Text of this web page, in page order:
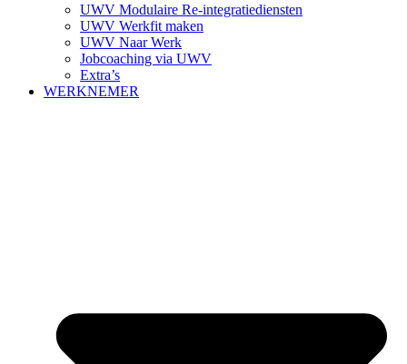
UWV Modulaire Re-integratiediensten
UWV Werkfit maken
UWV Naar Werk
Jobcoaching via UWV
Extra’s
WERKNEMER